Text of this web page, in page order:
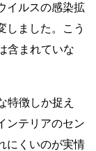
イルスの感染拡
しました。こう
含まれていな
特徴しか捉え
ンテリアのセン
にくいのが実情